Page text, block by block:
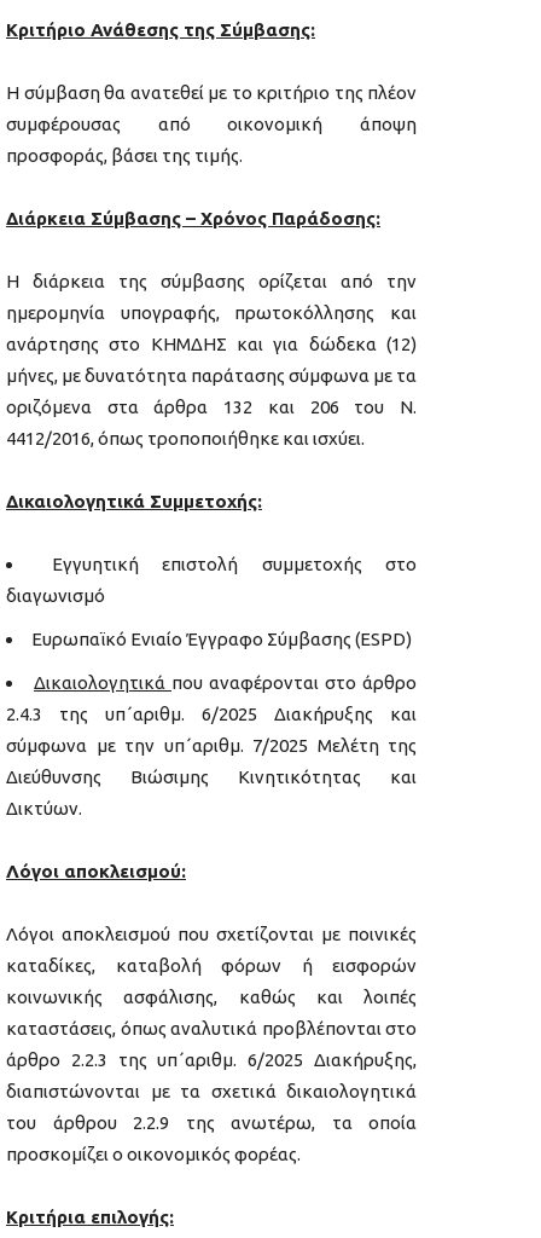
Κριτήριο Ανάθεσης της Σύμβασης:
Η σύμβαση θα ανατεθεί με το κριτήριο της πλέον
συμφέρουσας από οικονομική άποψη
προσφοράς, βάσει της τιμής.
Διάρκεια Σύμβασης – Χρόνος Παράδοσης:
Η διάρκεια της σύμβασης ορίζεται από την
ημερομηνία υπογραφής, πρωτοκόλλησης και
ανάρτησης στο ΚΗΜΔΗΣ και για δώδεκα (12)
μήνες, με δυνατότητα παράτασης σύμφωνα με τα
οριζόμενα στα άρθρα 132 και 206 του Ν.
4412/2016, όπως τροποποιήθηκε και ισχύει.
Δικαιολογητικά Συμμετοχής:
Εγγυητική επιστολή συμμετοχής στο
διαγωνισμό
Ευρωπαϊκό Ενιαίο Έγγραφο Σύμβασης (ESPD)
Δικαιολογητικά που αναφέρονται στο άρθρο
2.4.3 της υπ΄αριθμ. 6/2025 Διακήρυξης και
σύμφωνα με την υπ΄αριθμ. 7/2025 Μελέτη της
Διεύθυνσης Βιώσιμης Κινητικότητας και
Δικτύων.
Λόγοι αποκλεισμού:
Λόγοι αποκλεισμού που σχετίζονται με ποινικές
καταδίκες, καταβολή φόρων ή εισφορών
κοινωνικής ασφάλισης, καθώς και λοιπές
καταστάσεις, όπως αναλυτικά προβλέπονται στο
άρθρο 2.2.3 της υπ΄αριθμ. 6/2025 Διακήρυξης,
διαπιστώνονται με τα σχετικά δικαιολογητικά
του άρθρου 2.2.9 της ανωτέρω, τα οποία
προσκομίζει ο οικονομικός φορέας.
Κριτήρια επιλογής: